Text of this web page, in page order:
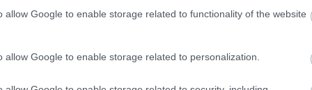
allow Google to enable storage related to functionality of the website
allow Google to enable storage related to personalization.
– nyilatkozta a zenész már később, 2012-ben. A felvételek
között, egy nyugat-ausztráliai, tengerparti kilátással
áram, és ilyenkor egész rögzített elemek vesztek el. A munka
egy menő stúdióba, ahol valami idegen megfejti, hogyan
hangzik”
, mondta Parker. A keverésbe ettől függetlenül